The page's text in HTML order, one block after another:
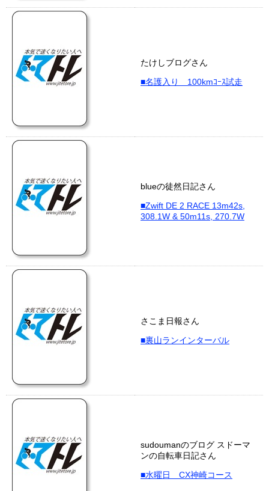
たけしブログさん
■名護入り 100kmｺｰｽ試走
blueの徒然日記さん
■Zwift DE 2 RACE 13m42s,
308.1W & 50m11s, 270.7W
さこま日報さん
■裏山ランインターバル
sudoumanのブログ スドーマ
ンの自転車日記さん
■水曜日 CX神崎コース